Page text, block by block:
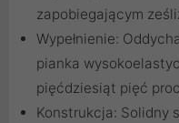
zapobiegającym
Wypełnienie:
pianka
pięćdziesiąt pięć
Konstrukcja: Solidny